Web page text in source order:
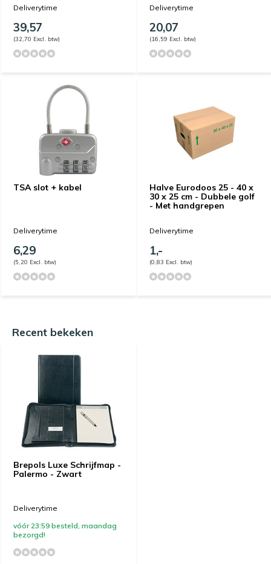
Deliverytime
39,57
(32,70 Excl. btw)
Deliverytime
20,07
(16,59 Excl. btw)
TSA slot + kabel
Deliverytime
6,29
(5,20 Excl. btw)
Halve Eurodoos 25 - 40 x
30 x 25 cm - Dubbele golf
- Met handgrepen
Deliverytime
1,-
(0,83 Excl. btw)
Recent bekeken
Brepols Luxe Schrijfmap -
Palermo - Zwart
Deliverytime
vóór 23:59 besteld, maandag
bezorgd!